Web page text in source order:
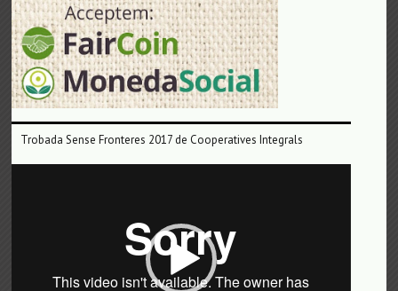
Trobada Sense Fronteres 2017 de Cooperatives Integrals